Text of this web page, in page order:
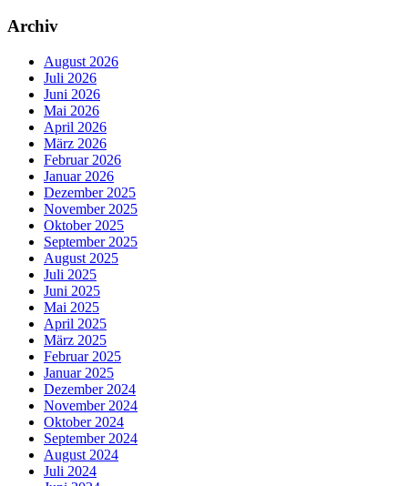
Archiv
August 2026
Juli 2026
Juni 2026
Mai 2026
April 2026
März 2026
Februar 2026
Januar 2026
Dezember 2025
November 2025
Oktober 2025
September 2025
August 2025
Juli 2025
Juni 2025
Mai 2025
April 2025
März 2025
Februar 2025
Januar 2025
Dezember 2024
November 2024
Oktober 2024
September 2024
August 2024
Juli 2024